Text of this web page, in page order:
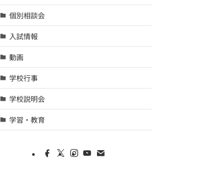
個別相談会
入試情報
動画
学校行事
学校説明会
学習・教育